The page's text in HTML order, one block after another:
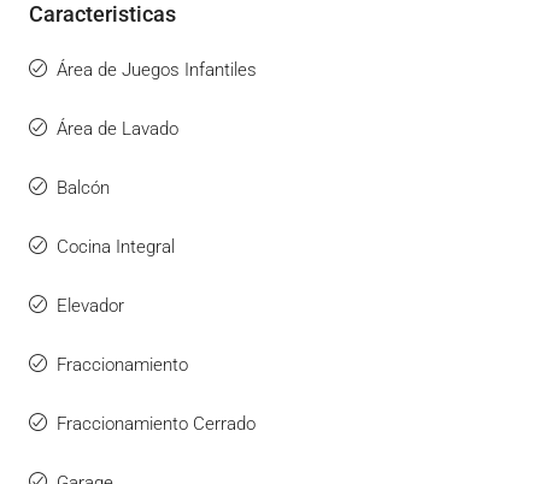
Caracteristicas
Área de Juegos Infantiles
Área de Lavado
Balcón
Cocina Integral
Elevador
Fraccionamiento
Fraccionamiento Cerrado